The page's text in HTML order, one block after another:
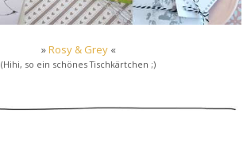
»Rosy & Grey«
(Hihi, so ein schönes Tischkärtchen ;)